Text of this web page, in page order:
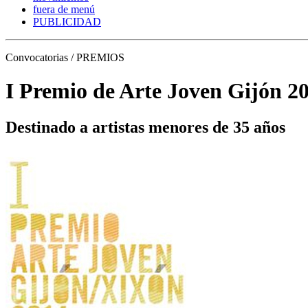
fuera de menú
PUBLICIDAD
Convocatorias / PREMIOS
I Premio de Arte Joven Gijón
Destinado a artistas menores de 35 años